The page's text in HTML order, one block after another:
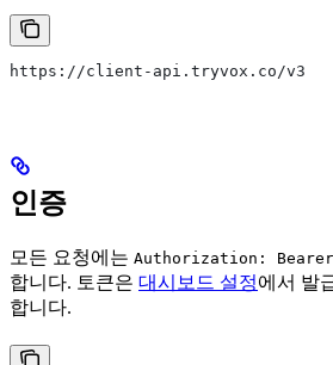
https://client-api.tryvox.co/v3
인증
모든 요청에는 Authorization:
합니다. 토큰은 대시보드 설정에서 발
합니다.